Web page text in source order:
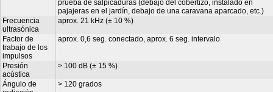
prueba de salpicaduras (debajo del cobertizo, instalado en
pajajeras en el jardín, debajo de una caravana aparcado, etc.)
Frecuencia
ultrasónica
aprox. 21 kHz (± 10 %)
Factor de
trabajo de los
impulsos
aprox. 0,6 seg. conectado, aprox. 6 seg. intervalo
Presión
acústica
> 100 dB (± 15 %)
Ángulo de
> 120 grados